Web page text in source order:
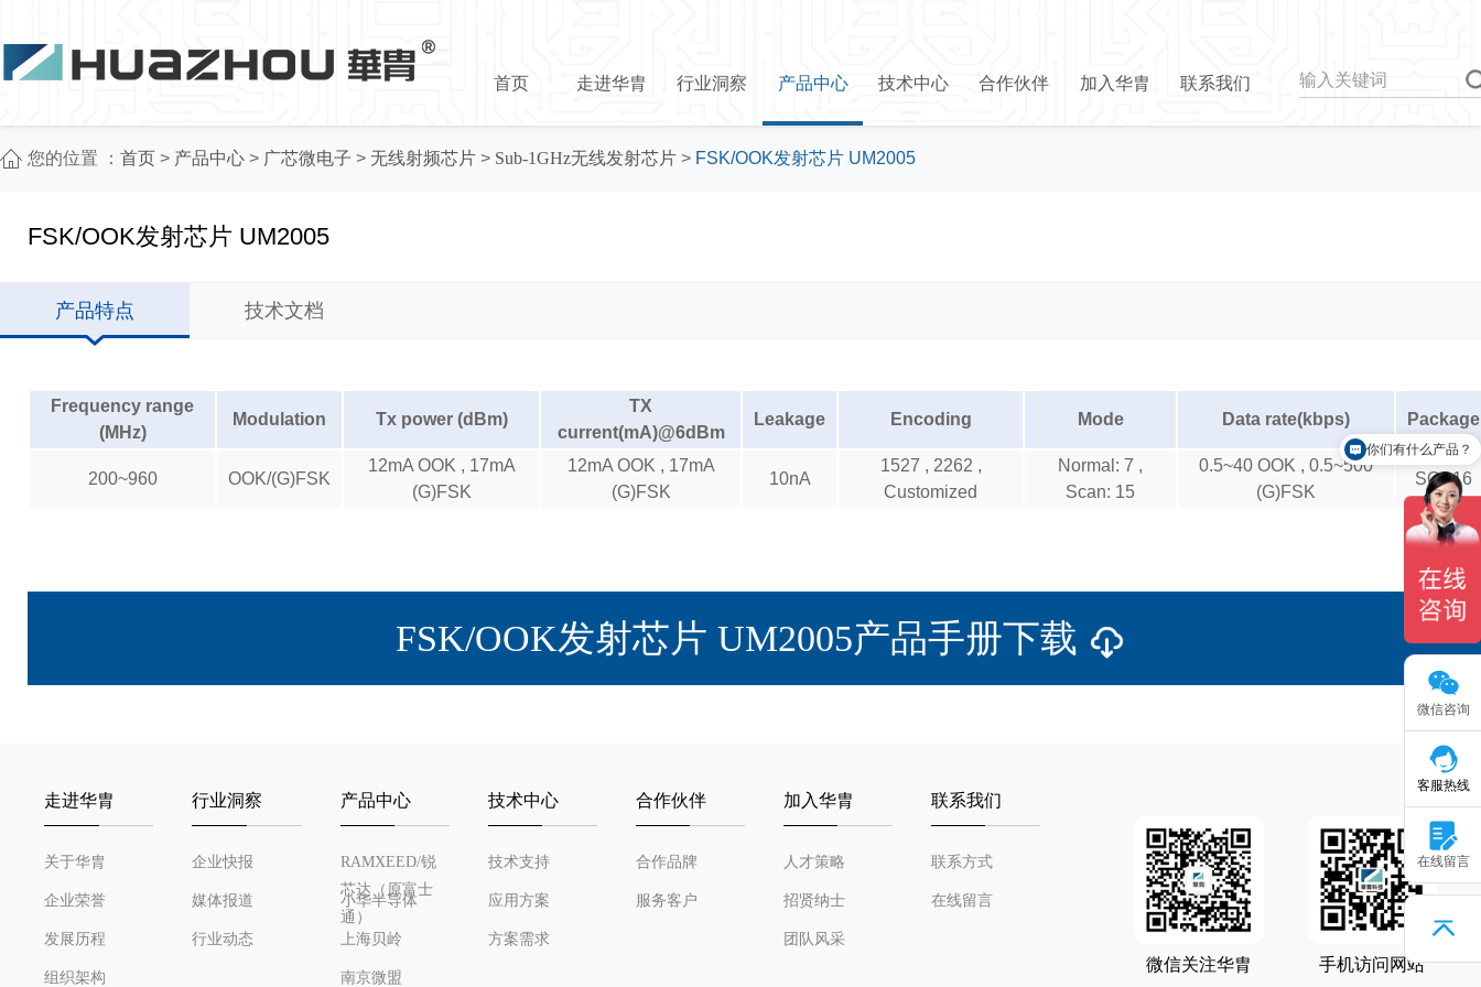
首页 走进华胄 行业洞察 产品中心 技术中心 合作伙伴 加入华胄 联系我们
您的位置 ： 首页 > 产品中心 > 广芯微电子 > 无线射频芯片 > Sub-1GHz无线发射芯片 > FSK/OOK发射芯片 UM2005
FSK/OOK发射芯片 UM2005
产品特点 技术文档
Frequency range
(MHz)
Modulation Tx power (dBm)
TX
current(mA)@6dBm
Leakage Encoding Mode Data rate(kbps) Package
200~960 OOK/(G)FSK
12mA OOK , 17mA
(G)FSK
12mA OOK , 17mA
(G)FSK
10nA
1527 , 2262 ,
Customized
Normal: 7 ,
Scan: 15
0.5~40 OOK , 0.5~500
(G)FSK
SOP16
FSK/OOK发射芯片 UM2005产品手册下载
走进华胄
关于华胄
企业荣誉
发展历程
组织架构
行业洞察
企业快报
媒体报道
行业动态
产品中心
RAMXEED/锐
芯达（原富士
通）
小华半导体
上海贝岭
南京微盟
技术中心
技术支持
应用方案
方案需求
合作伙伴
合作品牌
服务客户
加入华胄
人才策略
招贤纳士
团队风采
联系我们
联系方式
在线留言
微信关注华胄 手机访问网站
微信咨询
客服热线
在线留言
你们有什么产品？